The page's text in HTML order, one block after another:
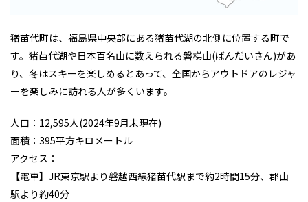
猪苗代町は、福島県中央部にある猪苗代湖の北側に位置する町で
す。猪苗代湖や日本百名山に数えられる磐梯山(ばんだいさん)があ
り、冬はスキーを楽しめるとあって、全国からアウトドアのレジャ
ーを楽しみに訪れる人が多くいます。
人口：12,595人(2024年9月末現在)
面積：395平方キロメートル
アクセス：
【電車】JR東京駅より磐越西線猪苗代駅まで約2時間15分、郡山
駅より約40分